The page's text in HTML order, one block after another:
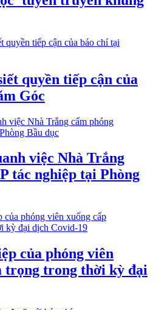
quyền tiếp cận của
Góc
việc Nhà Trắng
tác nghiệp tại Phòng
của phóng viên
trọng trong thời kỳ đại